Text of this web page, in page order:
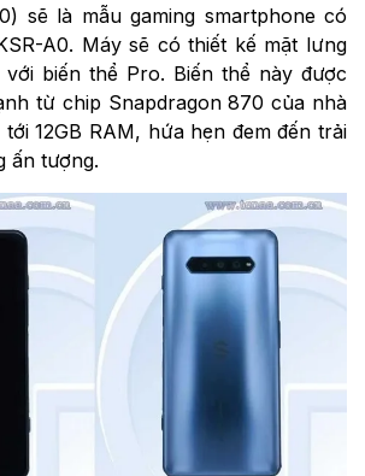
sẽ là mẫu gaming smartphone có
A0. Máy sẽ có thiết kế mặt lưng
biến thể Pro. Biến thể này được
từ chip Snapdragon 870 của nhà
12GB RAM, hứa hẹn đem đến trải
ấn tượng.